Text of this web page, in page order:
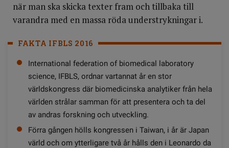
när man ska skicka texter fram och tillbaka till
varandra med en massa röda understrykningar i.
FAKTA IFBLS 2016
International federation of biomedical laboratory
science, IFBLS, ordnar vartannat år en stor
världskongress där biomedicinska analytiker från hela
världen strålar samman för att presentera och ta del
av andras forskning och utveckling.
Förra gången hölls kongressen i Taiwan, i år är Japan
värld och om ytterligare två år hålls den i Leonardo da